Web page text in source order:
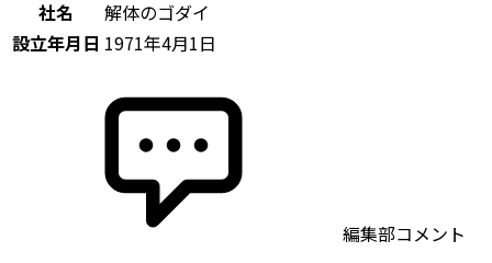
社名
解体のゴダイ
設立年月日 1971年4月1日
編集部コメント